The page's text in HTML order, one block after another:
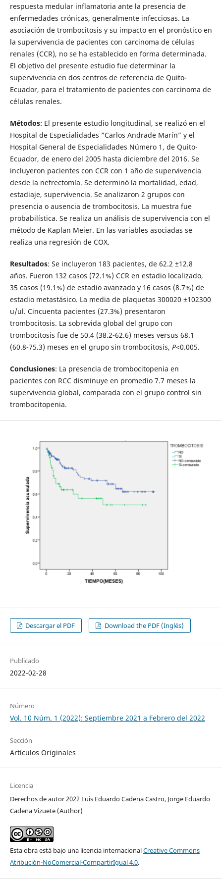
respuesta medular inflamatoria ante la presencia de
enfermedades crónicas, generalmente infecciosas. La
asociación de trombocitosis y su impacto en el pronóstico en
la supervivencia de pacientes con carcinoma de células
renales (CCR), no se ha establecido en forma determinada.
El objetivo del presente estudio fue determinar la
supervivencia en dos centros de referencia de Quito-
Ecuador, para el tratamiento de pacientes con carcinoma de
células renales.
Métodos: El presente estudio longitudinal, se realizó en el
Hospital de Especialidades “Carlos Andrade Marín” y el
Hospital General de Especialidades Número 1, de Quito-
Ecuador, de enero del 2005 hasta diciembre del 2016. Se
incluyeron pacientes con CCR con 1 año de supervivencia
desde la nefrectomía. Se determinó la mortalidad, edad,
estadiaje, supervivencia. Se analizaron 2 grupos con
presencia o ausencia de trombocitosis. La muestra fue
probabilística. Se realiza un análisis de supervivencia con el
método de Kaplan Meier. En las variables asociadas se
realiza una regresión de COX.
Resultados: Se incluyeron 183 pacientes, de 62.2 ±12.8
años. Fueron 132 casos (72.1%) CCR en estadio localizado,
35 casos (19.1%) de estadio avanzado y 16 casos (8.7%) de
estadio metastásico. La media de plaquetas 300020 ±102300
u/ul. Cincuenta pacientes (27.3%) presentaron
trombocitosis. La sobrevida global del grupo con
trombocitosis fue de 50.4 (38.2-62.6) meses versus 68.1
(60.8-75.3) meses en el grupo sin trombocitosis, P<0.005.
Conclusiones: La presencia de trombocitopenia en
pacientes con RCC disminuye en promedio 7.7 meses la
supervivencia global, comparada con el grupo control sin
trombocitopenia.
Descargar el PDF Download the PDF (Inglés)
Publicado
2022-02-28
Número
Vol. 10 Núm. 1 (2022): Septiembre 2021 a Febrero del 2022
Sección
Artículos Originales
Licencia
Derechos de autor 2022 Luis Eduardo Cadena Castro, Jorge Eduardo
Cadena Vizuete (Author)
Esta obra está bajo una licencia internacionalCreative Commons
Atribución-NoComercial-CompartirIgual 4.0.